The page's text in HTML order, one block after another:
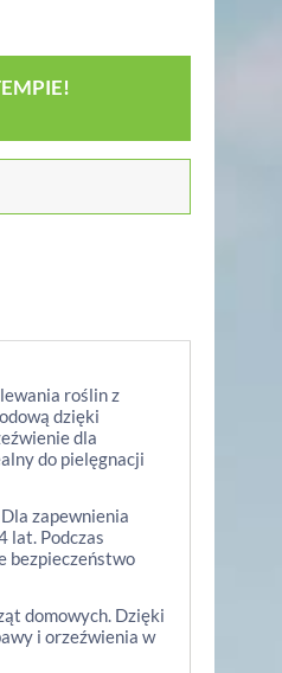
roślin z
dzięki
dla
do pielęgnacji
zapewnienia
lat. Podczas
bezpieczeństwo
domowych. Dzięki
i orzeźwienia w